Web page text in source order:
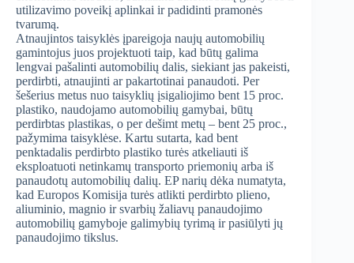
utilizavimo poveikį aplinkai ir padidinti pramonės
tvarumą.
Atnaujintos taisyklės įpareigoja naujų automobilių
gamintojus juos projektuoti taip, kad būtų galima
lengvai pašalinti automobilių dalis, siekiant jas pakeisti,
perdirbti, atnaujinti ar pakartotinai panaudoti. Per
šešerius metus nuo taisyklių įsigaliojimo bent 15 proc.
plastiko, naudojamo automobilių gamybai, būtų
perdirbtas plastikas, o per dešimt metų – bent 25 proc.,
pažymima taisyklėse. Kartu sutarta, kad bent
penktadalis perdirbto plastiko turės atkeliauti iš
eksploatuoti netinkamų transporto priemonių arba iš
panaudotų automobilių dalių. EP narių dėka numatyta,
kad Europos Komisija turės atlikti perdirbto plieno,
aliuminio, magnio ir svarbių žaliavų panaudojimo
automobilių gamyboje galimybių tyrimą ir pasiūlyti jų
panaudojimo tikslus.